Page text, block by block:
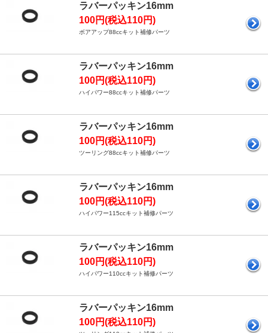
ラバーパッキン16mm
100円(税込110円)
ボアアップ88ccキット補修パーツ
ラバーパッキン16mm
100円(税込110円)
ハイパワー88ccキット補修パーツ
ラバーパッキン16mm
100円(税込110円)
ツーリング88ccキット補修パーツ
ラバーパッキン16mm
100円(税込110円)
ハイパワー115ccキット補修パーツ
ラバーパッキン16mm
100円(税込110円)
ハイパワー110ccキット補修パーツ
ラバーパッキン16mm
100円(税込110円)